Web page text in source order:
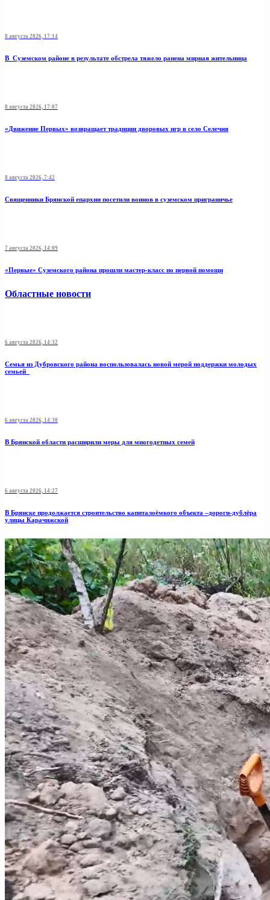
8 августа 2026, 17:14
В Суземском районе в результате обстрела тяжело ранена мирная жительница
8 августа 2026, 17:07
«Движение Первых» возвращает традиции дворовых игр в село Селечня
8 августа 2026, 7:42
Священники Брянской епархии посетили воинов в суземском приграничье
7 августа 2026, 14:09
«Первые» Суземского района прошли мастер-класс по первой помощи
Областные новости
6 августа 2026, 14:32
Семья из Дубровского района воспользовалась новой мерой поддержки молодых
семьей
6 августа 2026, 14:30
В Брянской области расширили меры для многодетных семей
6 августа 2026, 14:27
В Брянске продолжается строительство капиталоёмкого объекта –дороги-дублёра
улицы Карачижской